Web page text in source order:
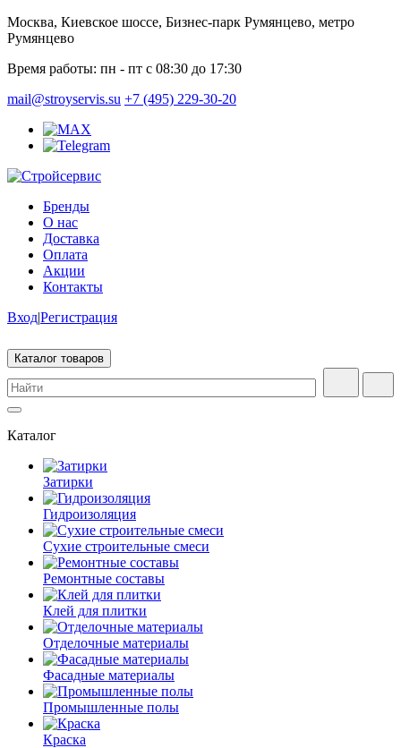
Москва, Киевское шоссе, Бизнес-парк Румянцево, метро
Румянцево
Время работы: пн - пт с 08:30 до 17:30
mail@stroyservis.su +7 (495) 229-30-20
Бренды
О нас
Доставка
Оплата
Акции
Контакты
Вход|Регистрация
Каталог товаров
Каталог
Затирки
Гидроизоляция
Сухие строительные смеси
Ремонтные составы
Клей для плитки
Отделочные материалы
Фасадные материалы
Промышленные полы
Краска